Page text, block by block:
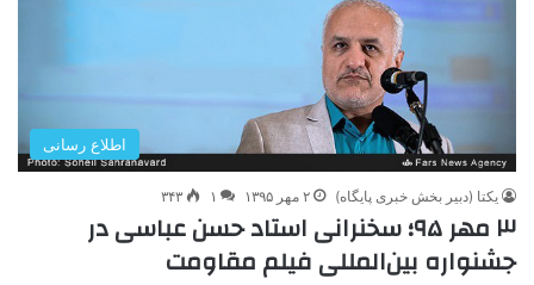
اطلاع رسانی
یکتا (دبیر بخش خبری پایگاه) ۲ مهر ۱۳۹۵ ۱ ۳۴۳
۳ مهر ۹۵؛ سخنرانی استاد حسن عباسی در
جشنواره بین‌المللی فیلم مقاومت